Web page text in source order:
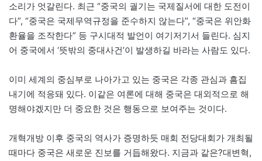
소리가 엇갈린다. 최근 “중국의 궐기는 국제질서에 대한 도전이
다”, “중국은 국제무역규정을 준수하지 않는다”, “중국은 위안화
환율을 조작한다” 등 구시대적 발언이 여기저기서 들린다. 심지
어 중국에서 ‘뜻밖의 중대사건’이 발생하길 바라는 사람도 있다.
이미 세계의 중심부로 나아가고 있는 중국은 각종 관심과 흠집
내기에 적응돼 있다. 이같은 여론에 대해 중국은 대외적으로 해
명해야겠지만 더 중요한 것은 행동으로 보여주는 것이다.
개혁개방 이후 중국의 역사가 증명하듯 매회 전당대회가 개최될
때마다 중국은 새로운 진보를 거듭해왔다. 지금과 같은?대변혁,